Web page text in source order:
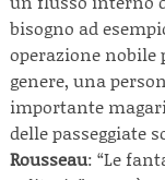
bisogno ad
operazione nobile
genere, una
importante
delle passeggiate
Rousseau: “Le